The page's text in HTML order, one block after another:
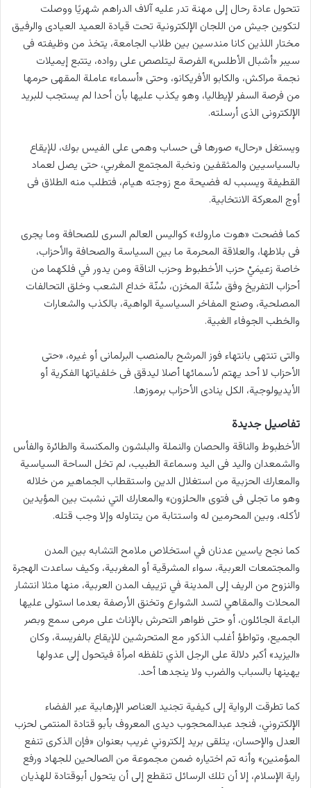
تتحول عادة رحال إلى مهنة تدر عليه آلاف الدراهم شهريًا ووصلت
لتكوين جيش من اللجان الإلكترونية تحت قيادة العميد العيادى والرفيق
مختار اللذين كانا مندسين بين طلاب الجامعة، يتخذ من وظيفته فى
سيبر «أشبال الأطلس» الفرصة ليتلصص على رواده، يتتبع إيميلات
نجمة مراكش، والكابو الأفريكانو، وحتى «أسماء» عاملة المقهى حرمها
من فرصة السفر لإيطاليا، وهو يكذب عليها بأن أحدا لم يستجب للبريد
الإلكترونى الذى أرسلته.
ويستغل «رحال» صورها فى حساب وهمى على الفيس بوك، للإيقاع
بالسياسيين والمثقفين ونخبة المجتمع المغربي، حتى يصل لعماد
القطيفة ويسبب له فضيحة مع زوجته هيام، فتطلب منه الطلاق فى
أوج المعركة الانتخابية.
كما فضحت «هوت ماروك» كواليس العالم السرى للصحافة وما يجرى
فى بلاطها، والعلاقة المحرمة ما بين السياسة والصحافة والأحزاب،
خاصة زعيمَيْ حزب الأخطبوط وحزب الناقة ومن يدور في فلكهما من
أحزاب التفريخ وفق سُنّة المخزن، سُنّة خداع الشعب وخلق التحالفات
المصلحية، وصنع المفاخر السياسية الواهية، بالكذب والشعارات
والخطب الجوفاء الغبية.
والتى تنتهى بانتهاء فوز المرشح بالمنصب البرلمانى أو غيره، «حتى
الأحزاب لا أحد يهتم لأسمائها أصلا ليدقق فى خلفياتها الفكرية أو
الأيديولوجية، الكل ينادى الأحزاب برموزها.
تفاصيل جديدة
الأخطبوط والناقة والحصان والنملة والبلشون والمكنسة والطائرة والفأس
والشمعدان واليد فى اليد وسماعة الطبيب، لم تخل الساحة السياسية
والمعارك الحزبية من استغلال الدين واستقطاب الجماهير من خلاله
وهو ما تجلى فى فتوى «الحلزون» والمعارك التي نشبت بين المؤيدين
لأكله، وبين المحرمين له واستتابة من يتناوله وإلا وجب قتله.
كما نجح ياسين عدنان في استخلاص ملامح التشابه بين المدن
والمجتمعات العربية، سواء المشرقية أو المغربية، وكيف ساعدت الهجرة
والنزوح من الريف إلى المدينة في تزييف المدن العربية، منها مثلا انتشار
المحلات والمقاهي لتسد الشوارع وتخنق الأرصفة بعدما استولى عليها
الباعة الجائلون، أو حتى ظواهر التحرش بالإناث على مرمى سمع وبصر
الجميع، وتواطؤ أغلب الذكور مع المتحرشين للإيقاع بالفريسة، وكان
«اليزيد» أكبر دلالة على الرجل الذي تلفظه امرأة فيتحول إلى عدولها
يهينها بالسباب والضرب ولا ينجدها أحد.
كما تطرقت الرواية إلى كيفية تجنيد العناصر الإرهابية عبر الفضاء
الإلكتروني، فنجد عبدالمحجوب ديدى المعروف بأبو قتادة المنتمى لحزب
العدل والإحسان، يتلقى بريد إلكتروني غريب بعنوان «فإن الذكرى تنفع
المؤمنين» وأنه تم اختياره ضمن مجموعة من الصالحين للجهاد ورفع
راية الإسلام، إلا أن تلك الرسائل تنقطع إلى أن يتحول أبوقتادة للهذيان